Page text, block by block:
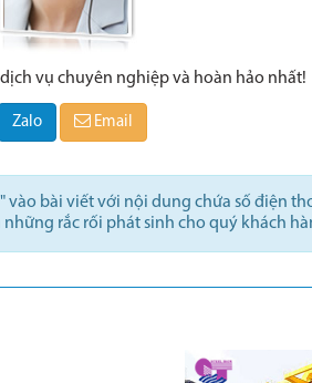
vụ chuyên nghiệp và hoàn hảo nhất!
Zalo Email
bài viết với nội dung chứa số điện
rắc rối phát sinh cho quý khách